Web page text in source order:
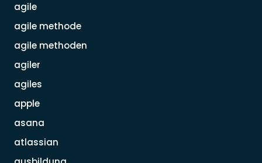
agile
agile methode
agile methoden
agiler
agiles
apple
asana
atlassian